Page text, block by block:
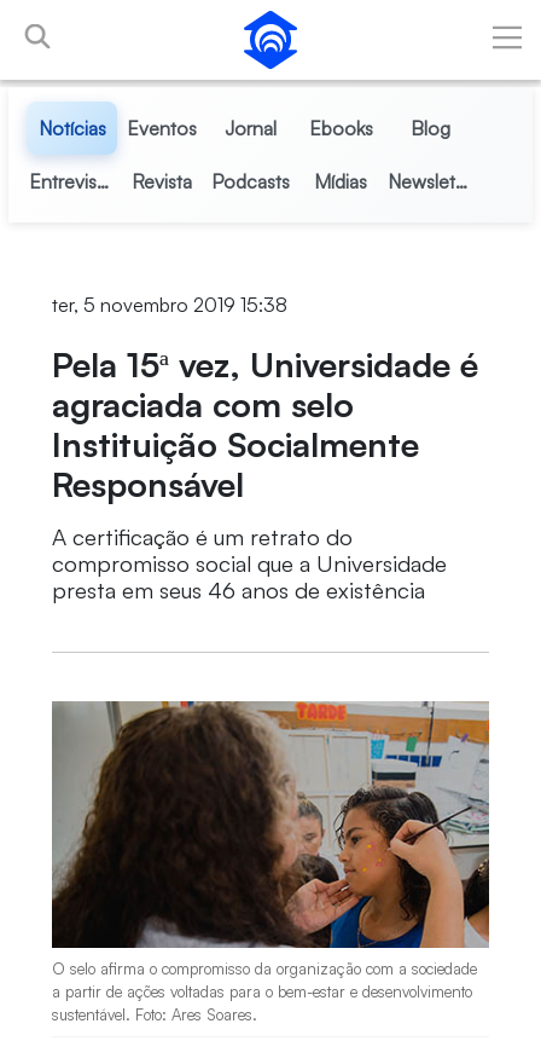
Pular para o Conteúdo principal
Notícias Eventos Jornal Ebooks Blog
Entrevistas Revista Podcasts Mídias Newsletter
ter, 5 novembro 2019 15:38
Pela 15ª vez, Universidade é
agraciada com selo
Instituição Socialmente
Responsável
A certificação é um retrato do
compromisso social que a Universidade
presta em seus 46 anos de existência
O selo afirma o compromisso da organização com a sociedade
a partir de ações voltadas para o bem-estar e desenvolvimento
sustentável. Foto: Ares Soares.